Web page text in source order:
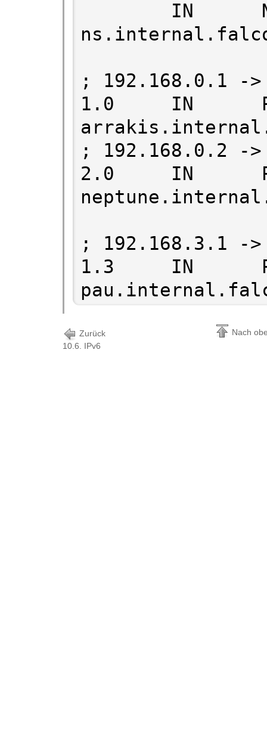
; 192.168.0.1 -
1.0     IN
; 192.168.0.2 ->
2.0     IN
; 192.168.3.1 ->
1.3     IN
Zurück
10.6. IPv6
Nach